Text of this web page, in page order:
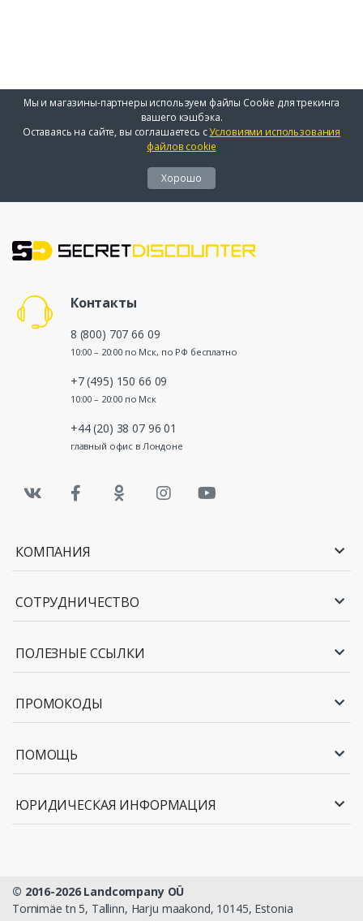
Мы и магазины-партнеры используем файлы Cookie для трекинга
вашего кэшбэка.
Оставаясь на сайте, вы соглашаетесь сУсловиями использования
файлов cookie
Хорошо
Контакты
8 (800) 707 66 09
10:00 – 20:00 по Мск, по РФ бесплатно
+7 (495) 150 66 09
10:00 – 20:00 по Мск
+44 (20) 38 07 96 01
главный офис в Лондоне
КОМПАНИЯ
СОТРУДНИЧЕСТВО
ПОЛЕЗНЫЕ ССЫЛКИ
ПРОМОКОДЫ
ПОМОЩЬ
ЮРИДИЧЕСКАЯ ИНФОРМАЦИЯ
© 2016-2026 Landcompany OÜ
Tornimäe tn 5, Tallinn, Harju maakond, 10145, Estonia